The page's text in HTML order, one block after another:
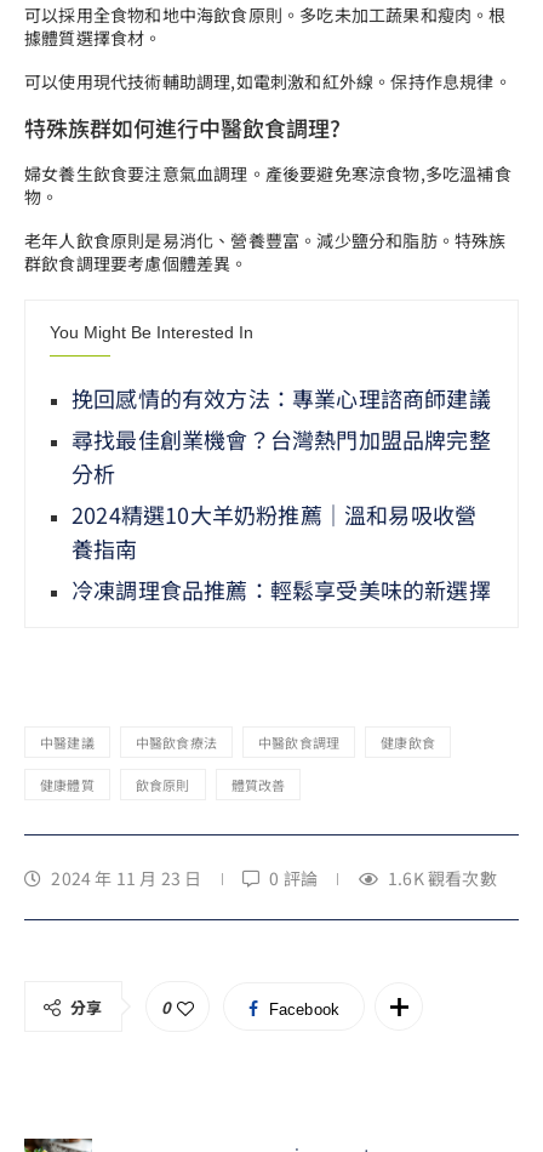
可以採用全食物和地中海飲食原則。多吃未加工蔬果和瘦肉。根
據體質選擇食材。
可以使用現代技術輔助調理,如電刺激和紅外線。保持作息規律。
特殊族群如何進行中醫飲食調理?
婦女養生飲食要注意氣血調理。產後要避免寒涼食物,多吃溫補食
物。
老年人飲食原則是易消化、營養豐富。減少鹽分和脂肪。特殊族
群飲食調理要考慮個體差異。
You Might Be Interested In
挽回感情的有效方法：專業心理諮商師建議
尋找最佳創業機會？台灣熱門加盟品牌完整
分析
2024精選10大羊奶粉推薦｜溫和易吸收營
養指南
冷凍調理食品推薦：輕鬆享受美味的新選擇
中醫建議 中醫飲食療法 中醫飲食調理 健康飲食
健康體質 飲食原則 體質改善
2024 年 11 月 23 日 0 評論 1.6K 觀看次數
分享 0 Facebook